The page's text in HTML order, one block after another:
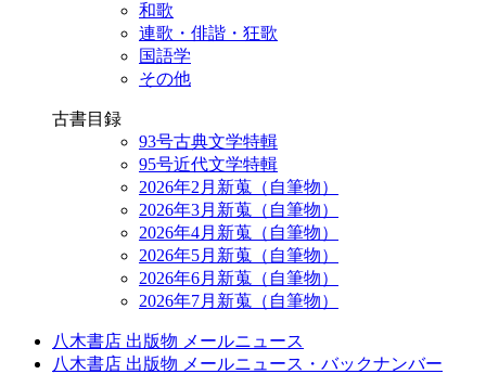
和歌
連歌・俳諧・狂歌
国語学
その他
古書目録
93号古典文学特輯
95号近代文学特輯
2026年2月新蒐（自筆物）
2026年3月新蒐（自筆物）
2026年4月新蒐（自筆物）
2026年5月新蒐（自筆物）
2026年6月新蒐（自筆物）
2026年7月新蒐（自筆物）
八木書店 出版物 メールニュース
八木書店 出版物 メールニュース・バックナンバー